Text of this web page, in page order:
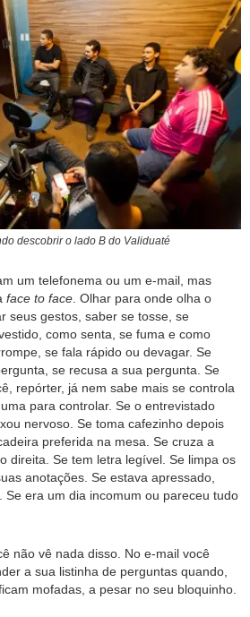
descobrir o lado B do Validuaté
um telefonema ou um e-mail, mas
face to face. Olhar para onde olha o
seus gestos, saber se tosse, se
como senta, se fuma e como
se fala rápido ou devagar. Se
se recusa a sua pergunta. Se
repórter, já nem sabe mais se controla
para controlar. Se o entrevistado
nervoso. Se toma cafezinho depois
preferida na mesa. Se cruza a
direita. Se tem letra legível. Se limpa os
anotações. Se estava apressado,
Se era um dia incomum ou pareceu tudo
não vê nada disso. No e-mail você
a sua listinha de perguntas quando,
mofadas, a pesar no seu bloquinho.